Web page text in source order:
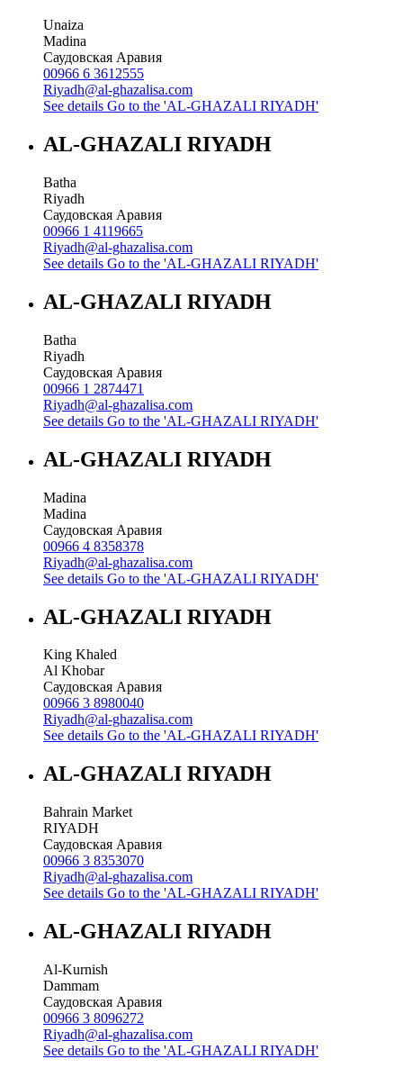
Unaiza
Madina
Саудовская Аравия
00966 6 3612555
Riyadh@al-ghazalisa.com
See details Go to the 'AL-GHAZALI RIYADH'
AL-GHAZALI RIYADH
Batha
Riyadh
Саудовская Аравия
00966 1 4119665
Riyadh@al-ghazalisa.com
See details Go to the 'AL-GHAZALI RIYADH'
AL-GHAZALI RIYADH
Batha
Riyadh
Саудовская Аравия
00966 1 2874471
Riyadh@al-ghazalisa.com
See details Go to the 'AL-GHAZALI RIYADH'
AL-GHAZALI RIYADH
Madina
Madina
Саудовская Аравия
00966 4 8358378
Riyadh@al-ghazalisa.com
See details Go to the 'AL-GHAZALI RIYADH'
AL-GHAZALI RIYADH
King Khaled
Al Khobar
Саудовская Аравия
00966 3 8980040
Riyadh@al-ghazalisa.com
See details Go to the 'AL-GHAZALI RIYADH'
AL-GHAZALI RIYADH
Bahrain Market
RIYADH
Саудовская Аравия
00966 3 8353070
Riyadh@al-ghazalisa.com
See details Go to the 'AL-GHAZALI RIYADH'
AL-GHAZALI RIYADH
Al-Kurnish
Dammam
Саудовская Аравия
00966 3 8096272
Riyadh@al-ghazalisa.com
See details Go to the 'AL-GHAZALI RIYADH'